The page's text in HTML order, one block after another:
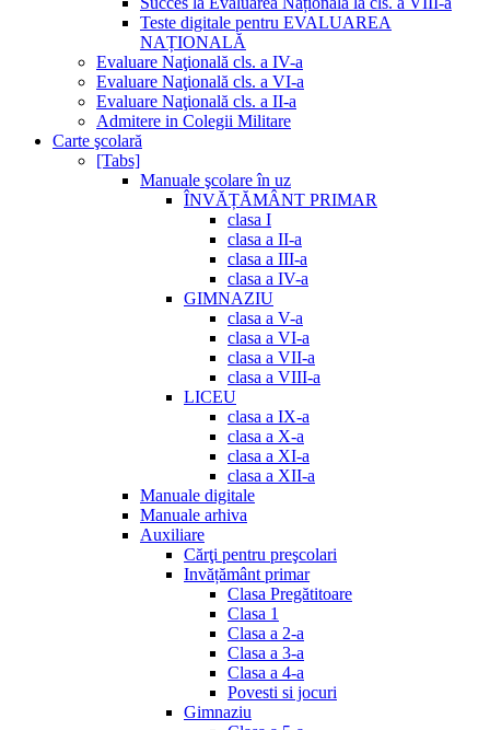
Teste digitale pentru EVALUAREA
NAȚIONALĂ
Evaluare Naţională cls. a IV-a
Evaluare Naţională cls. a VI-a
Evaluare Naţională cls. a II-a
Admitere in Colegii Militare
Carte şcolară
[Tabs]
Manuale şcolare în uz
ÎNVĂȚĂMÂNT PRIMAR
clasa I
clasa a II-a
clasa a III-a
clasa a IV-a
GIMNAZIU
clasa a V-a
clasa a VI-a
clasa a VII-a
clasa a VIII-a
LICEU
clasa a IX-a
clasa a X-a
clasa a XI-a
clasa a XII-a
Manuale digitale
Manuale arhiva
Auxiliare
Cărţi pentru preşcolari
Invățământ primar
Clasa Pregătitoare
Clasa 1
Clasa a 2-a
Clasa a 3-a
Clasa a 4-a
Povesti si jocuri
Gimnaziu